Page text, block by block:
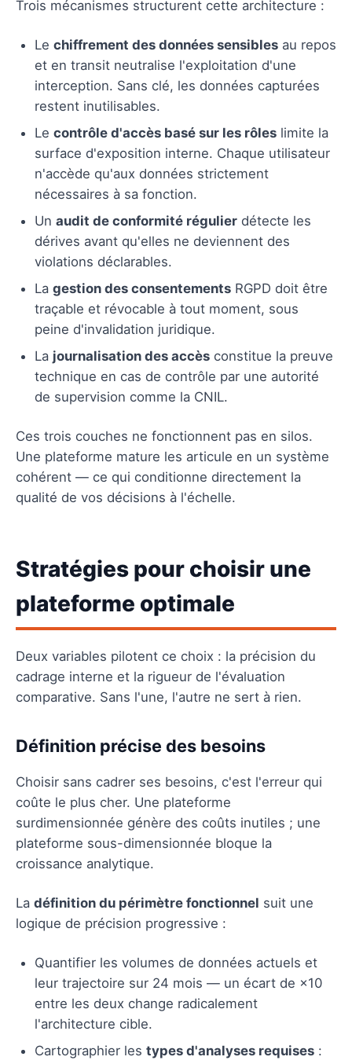
Trois mécanismes structurent cette architecture :
Le chiffrement des données sensibles au repos
et en transit neutralise l'exploitation d'une
interception. Sans clé, les données capturées
restent inutilisables.
Le contrôle d'accès basé sur les rôles limite la
surface d'exposition interne. Chaque utilisateur
n'accède qu'aux données strictement
nécessaires à sa fonction.
Un audit de conformité régulier détecte les
dérives avant qu'elles ne deviennent des
violations déclarables.
La gestion des consentements RGPD doit être
traçable et révocable à tout moment, sous
peine d'invalidation juridique.
La journalisation des accès constitue la preuve
technique en cas de contrôle par une autorité
de supervision comme la CNIL.
Ces trois couches ne fonctionnent pas en silos.
Une plateforme mature les articule en un système
cohérent — ce qui conditionne directement la
qualité de vos décisions à l'échelle.
Stratégies pour choisir une
plateforme optimale
Deux variables pilotent ce choix : la précision du
cadrage interne et la rigueur de l'évaluation
comparative. Sans l'une, l'autre ne sert à rien.
Définition précise des besoins
Choisir sans cadrer ses besoins, c'est l'erreur qui
coûte le plus cher. Une plateforme
surdimensionnée génère des coûts inutiles ; une
plateforme sous-dimensionnée bloque la
croissance analytique.
La définition du périmètre fonctionnel suit une
logique de précision progressive :
Quantifier les volumes de données actuels et
leur trajectoire sur 24 mois — un écart de ×10
entre les deux change radicalement
l'architecture cible.
Cartographier les types d'analyses requises :